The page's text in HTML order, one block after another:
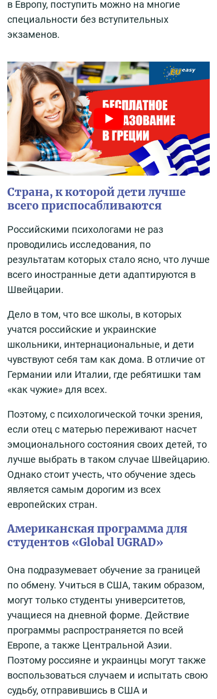
в Европу, поступить можно на многие
специальности без вступительных
экзаменов.
Страна, к которой дети лучше
всего приспосабливаются
Российскими психологами не раз
проводились исследования, по
результатам которых стало ясно, что лучше
всего иностранные дети адаптируются в
Швейцарии.
Дело в том, что все школы, в которых
учатся российские и украинские
школьники, интернациональные, и дети
чувствуют себя там как дома. В отличие от
Германии или Италии, где ребятишки там
«как чужие» для всех.
Поэтому, с психологической точки зрения,
если отец с матерью переживают насчет
эмоционального состояния своих детей, то
лучше выбрать в таком случае Швейцарию.
Однако стоит учесть, что обучение здесь
является самым дорогим из всех
европейских стран.
Американская программа для
студентов «Global UGRAD»
Она подразумевает обучение за границей
по обмену. Учиться в США, таким образом,
могут только студенты университетов,
учащиеся на дневной форме. Действие
программы распространяется по всей
Европе, а также Центральной Азии.
Поэтому россияне и украинцы могут также
воспользоваться случаем и испытать свою
судьбу, отправившись в США и